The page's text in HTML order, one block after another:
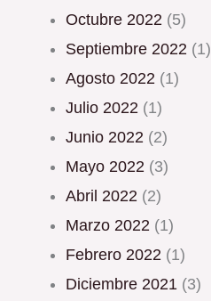
octubre 2022 (5)
septiembre 2022 (1)
agosto 2022 (1)
julio 2022 (1)
junio 2022 (2)
mayo 2022 (3)
abril 2022 (2)
marzo 2022 (1)
febrero 2022 (1)
diciembre 2021 (3)